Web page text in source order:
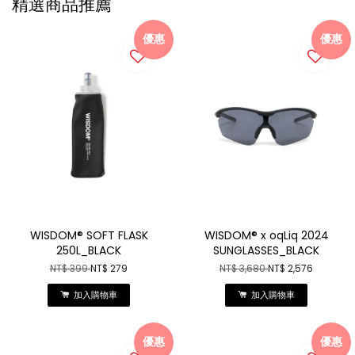
優惠
WISDOM® SOFT FLASK
250L_BLACK
NT$ 399NT$ 279
加入購物車
優惠
WISDOM® x oqLiq 2024
SUNGLASSES_BLACK
NT$ 3,680NT$ 2,576
加入購物車
優惠 優惠